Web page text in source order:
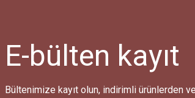
Bu ürüne benzer farklı alternatifler olmalı.
E-bülten kayıt
Bültenimize kayıt olun, indirimli ürünlerden ve